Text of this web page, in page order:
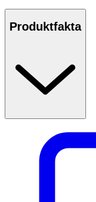
Produktfakta